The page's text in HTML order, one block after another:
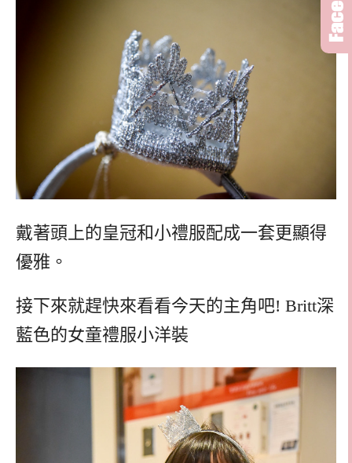
戴著頭上的皇冠和小禮服配成一套更顯得
優雅。
接下來就趕快來看看今天的主角吧! Britt深
藍色的女童禮服小洋裝